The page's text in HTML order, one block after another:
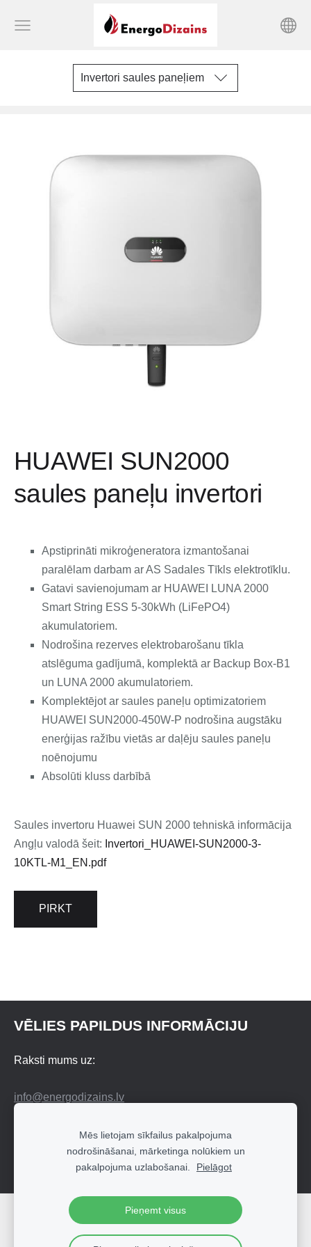
Invertori saules paneļiem
VĒLIES PAPILDUS INFORMĀCIJU
Raksti mums uz:
info@energodizains.lv
vai apmeklē e-veikalu:
MEDUSAKA.LV
HUAWEI SUN2000
saules paneļu invertori
Apstiprināti mikroģeneratora izmantošanai
paralēlam darbam ar AS Sadales Tīkls elektrotīklu.
Gatavi savienojumam ar HUAWEI LUNA 2000
Smart String ESS 5-30kWh (LiFePO4)
akumulatoriem.
Nodrošina rezerves elektrobarošanu tīkla
atslēguma gadījumā, komplektā ar Backup Box-B1
un LUNA 2000 akumulatoriem.
Komplektējot ar saules paneļu optimizatoriem
HUAWEI SUN2000-450W-P nodrošina augstāku
enerģijas ražību vietās ar daļēju saules paneļu
noēnojumu
Absolūti kluss darbībā
Saules invertoru Huawei SUN 2000 tehniskā informācija
Angļu valodā šeit: Invertori_HUAWEI-SUN2000-3-
10KTL-M1_EN.pdf
PIRKT
Sīkdatnes
Mēs lietojam sīkfailus pakalpojuma
nodrošināšanai, mārketinga nolūkiem un
pakalpojuma uzlabošanai.
Pielāgot
Pieņemt visus